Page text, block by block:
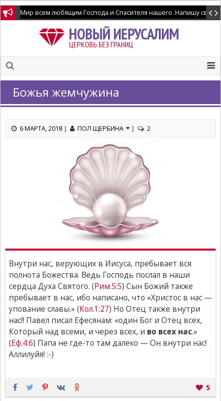
Мир всем любящим Господа и Спасителя нашего .Напишу
НОВЫЙ ИЕРУСАЛИМ
ЦЕРКОВЬ БЕЗ ГРАНИЦ
Божья жемчужина
6 МАРТА, 2018 | ПОЛ ЩЕРБИНА | 2
Внутри нас, верующих в Иисуса, пребывает вся
полнота Божества. Ведь Господь послал в наши
сердца Духа Святого. (Рим.5:5) Сын Божий также
пребывает в нас, ибо написано, что «Христос в нас —
упование славы.» (Кол.1:27) Но Отец также внутри
нас!! Павел писал Ефесянам: «один Бог и Отец всех,
Который над всеми, и через всех, и во всех нас.»
(Еф.4:6) Папа не где-то там далеко — Он внутри нас!
Аллилуйя! :-)
5